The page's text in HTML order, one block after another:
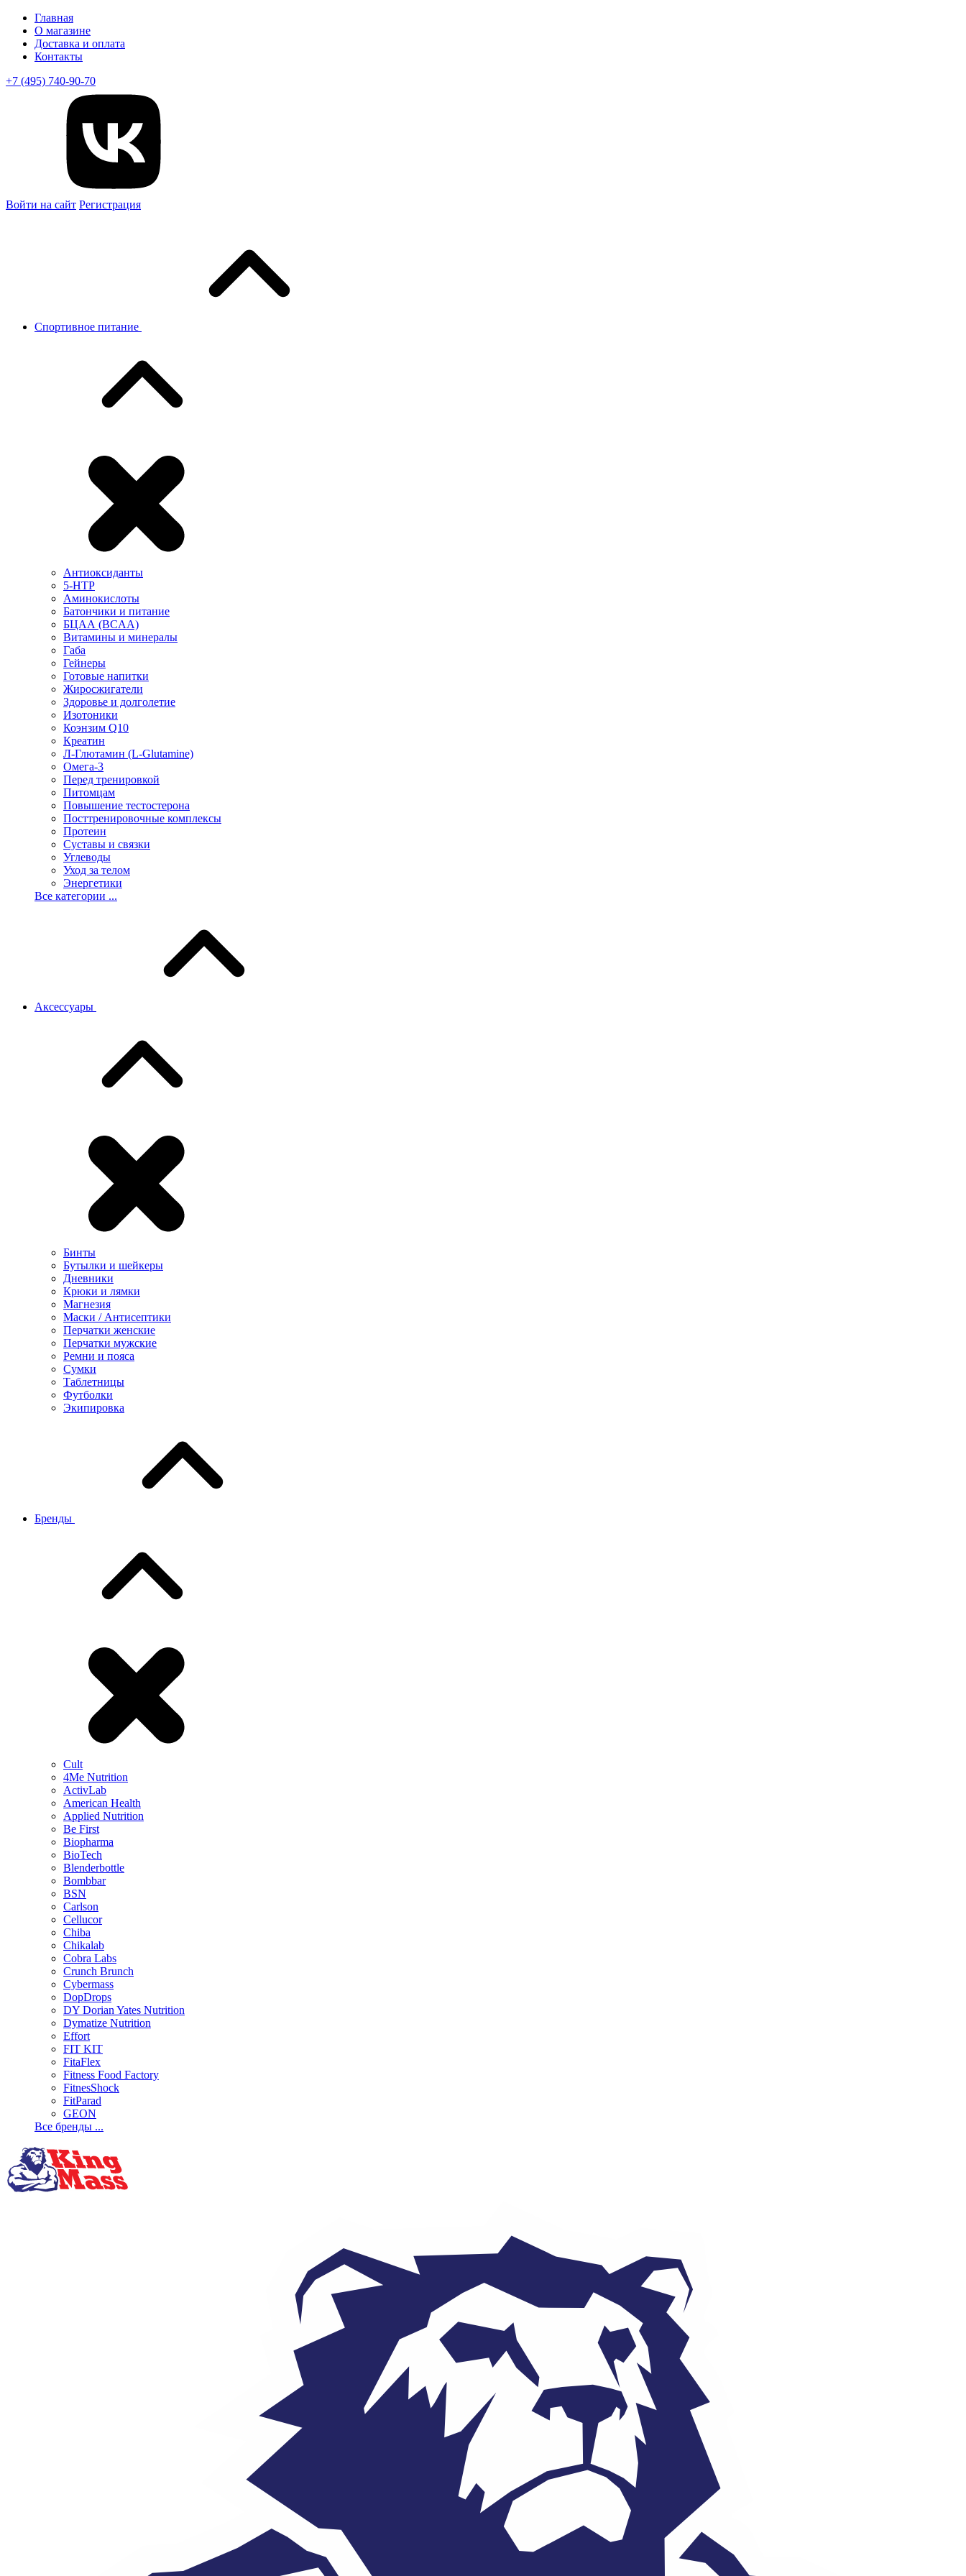
Главная
О магазине
Доставка и оплата
Контакты
+7 (495) 740-90-70
Войти на сайт Регистрация
Спортивное питание
Антиоксиданты
5-HTP
Аминокислоты
Батончики и питание
БЦАА (BCAA)
Витамины и минералы
Габа
Гейнеры
Готовые напитки
Жиросжигатели
Здоровье и долголетие
Изотоники
Коэнзим Q10
Креатин
Л-Глютамин (L-Glutamine)
Омега-3
Перед тренировкой
Питомцам
Повышение тестостерона
Посттренировочные комплексы
Протеин
Суставы и связки
Углеводы
Уход за телом
Энергетики
Все категории ...
Аксессуары
Бинты
Бутылки и шейкеры
Дневники
Крюки и лямки
Магнезия
Маски / Антисептики
Перчатки женские
Перчатки мужские
Ремни и пояса
Сумки
Таблетницы
Футболки
Экипировка
Бренды
Cult
4Me Nutrition
ActivLab
American Health
Applied Nutrition
Be First
Biopharma
BioTech
Blenderbottle
Bombbar
BSN
Carlson
Cellucor
Chiba
Chikalab
Cobra Labs
Crunch Brunch
Cybermass
DopDrops
DY Dorian Yates Nutrition
Dymatize Nutrition
Effort
FIT KIT
FitaFlex
Fitness Food Factory
FitnesShock
FitParad
GEON
Все бренды ...